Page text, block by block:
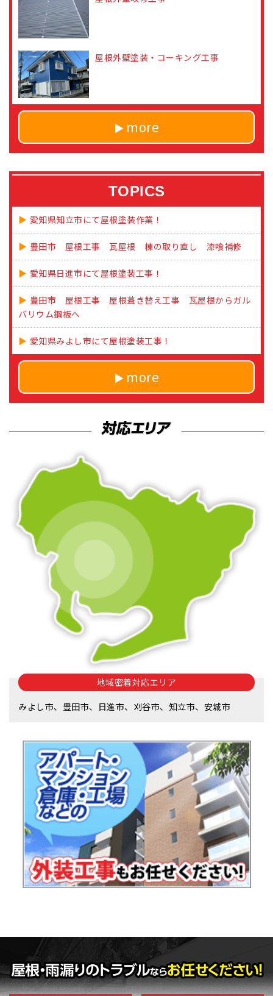
屋根外壁塗装・コーキング工事
more
TOPICS
愛知県知立市にて屋根塗装作業！
豊田市 屋根工事 瓦屋根 棟の取り直し 漆喰補修
愛知県日進市にて屋根塗装工事！
豊田市 屋根工事 屋根葺き替え工事 瓦屋根からガル
バリウム鋼板へ
愛知県みよし市にて屋根塗装工事！
more
地域密着対応エリア
みよし市、豊田市、日進市、刈谷市、知立市、安城市